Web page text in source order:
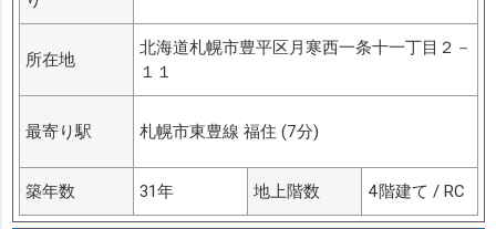
所在地
北海道札幌市豊平区月寒西一条十一丁目２－
１１
最寄り駅 札幌市東豊線 福住 (7分)
築年数 31年 地上階数 4階建て / RC